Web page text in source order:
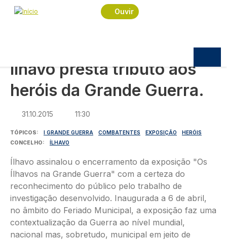
Passar para o conteúdo principal
Ouvir
Navegação estrutural
Início
Sociedade
Ílhavo presta tributo aos heróis da Grande Guerra.
Ílhavo presta tributo aos
heróis da Grande Guerra.
31.10.2015 11:30
TÓPICOS I GRANDE GUERRA COMBATENTES EXPOSIÇÃO
HERÓIS
CONCELHO
ÍLHAVO
Ílhavo assinalou o encerramento da exposição "Os
Ílhavos na Grande Guerra" com a certeza do
reconhecimento do público pelo trabalho de
investigação desenvolvido. Inaugurada a 6 de abril,
no âmbito do Feriado Municipal, a exposição faz uma
contextualização da Guerra ao nível mundial,
nacional mas, sobretudo, municipal em jeito de